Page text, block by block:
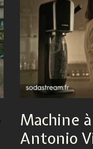
Machine
Antonio